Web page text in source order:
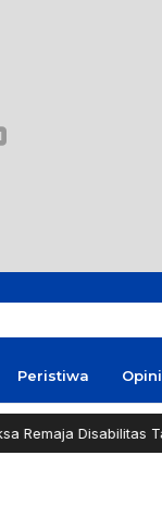
Peristiwa Opini
Tahap Sidik